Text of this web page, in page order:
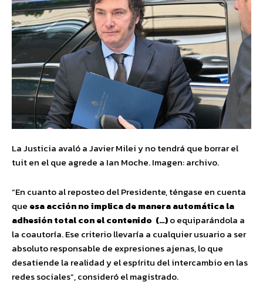
La Justicia avaló a Javier Milei y no tendrá que borrar el
tuit en el que agrede a Ian Moche. Imagen: archivo.
“En cuanto al reposteo del Presidente, téngase en cuenta
que esa acción no implica de manera automática la
adhesión total con el contenido (…)o equiparándola a
la coautoría. Ese criterio llevaría a cualquier usuario a ser
absoluto responsable de expresiones ajenas, lo que
desatiende la realidad y el espíritu del intercambio en las
redes sociales”, consideró el magistrado.